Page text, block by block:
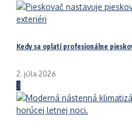
Kedy sa oplatí profesionálne
2. júla 2026
3